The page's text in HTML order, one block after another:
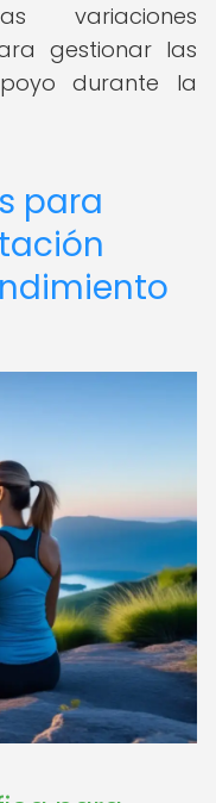
variaciones
gestionar las
durante la
para